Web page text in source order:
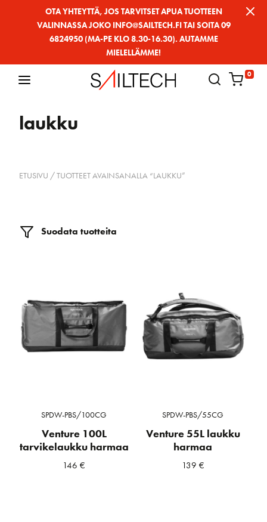
OTA YHTEYTTÄ, JOS TARVITSET APUA TUOTTEEN
VALINNASSA JOKO INFO@SAILTECH.FI TAI SOITA 09
6824950 (MA-PE KLO 8.30-16.30). AUTAMME
MIELELLÄMME!
0
laukku
ETUSIVU / TUOTTEET AVAINSANALLA “LAUKKU”
Suodata tuotteita
SPDW-PBS/100CG
Venture 100L
tarvikelaukku harmaa
146€
SPDW-PBS/55CG
Venture 55L laukku
harmaa
139 €